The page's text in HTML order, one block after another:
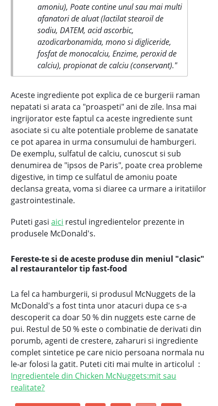
amoniu), Poate contine unul sau mai multi
afanatori de aluat (lactilat stearoil de
sodiu, DATEM, acid ascorbic,
azodicarbonamida, mono si digliceride,
fosfat de monocalciu, Enzime, peroxid de
calciu), propionat de calciu (conservant)."
Aceste ingrediente pot explica de ce burgerii raman
nepatati si arata ca "proaspeti" ani de zile. Insa mai
ingrijorator este faptul ca aceste ingrediente sunt
asociate si cu alte potentiale probleme de sanatate
ce pot aparea in urma consumului de hamburgeri.
De exemplu, sulfatul de calciu, cunoscut si sub
denumirea de "ipsos de Paris", poate crea probleme
digestive, in timp ce sulfatul de amoniu poate
declansa greata, voma si diaree ca urmare a iritatiilor
gastrointestinale.
Puteti gasiaici restul ingredientelor prezente in
produsele McDonald's.
Fereste-te si de aceste produse din meniul "clasic"
al restaurantelor tip fast-food
La fel ca hamburgerii, si produsul McNuggets de la
McDonald's a fost tinta unor atacuri dupa ce s-a
descoperit ca doar 50 % din nuggets este carne de
pui. Restul de 50 % este o combinatie de derivati din
porumb, agenti de crestere, zaharuri si ingrediente
complet sintetice pe care nicio persoana normala nu
le-ar folosi la gatit. Puteti citi mai multe in articolul :
Ingredientele din Chicken McNuggets:mit sau
realitate?